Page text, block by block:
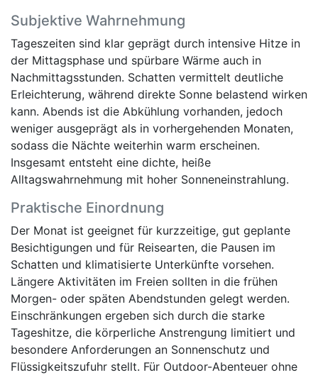
Subjektive Wahrnehmung
Tageszeiten sind klar geprägt durch intensive Hitze in
der Mittagsphase und spürbare Wärme auch in
Nachmittagsstunden. Schatten vermittelt deutliche
Erleichterung, während direkte Sonne belastend wirken
kann. Abends ist die Abkühlung vorhanden, jedoch
weniger ausgeprägt als in vorhergehenden Monaten,
sodass die Nächte weiterhin warm erscheinen.
Insgesamt entsteht eine dichte, heiße
Alltagswahrnehmung mit hoher Sonneneinstrahlung.
Praktische Einordnung
Der Monat ist geeignet für kurzzeitige, gut geplante
Besichtigungen und für Reisearten, die Pausen im
Schatten und klimatisierte Unterkünfte vorsehen.
Längere Aktivitäten im Freien sollten in die frühen
Morgen- oder späten Abendstunden gelegt werden.
Einschränkungen ergeben sich durch die starke
Tageshitze, die körperliche Anstrengung limitiert und
besondere Anforderungen an Sonnenschutz und
Flüssigkeitszufuhr stellt. Für Outdoor-Abenteuer ohne